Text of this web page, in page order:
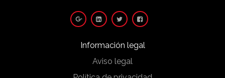
Información legal
Aviso legal